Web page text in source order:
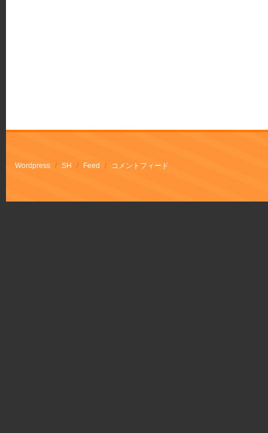
Wordpress / SH / Feed / コメントフィード